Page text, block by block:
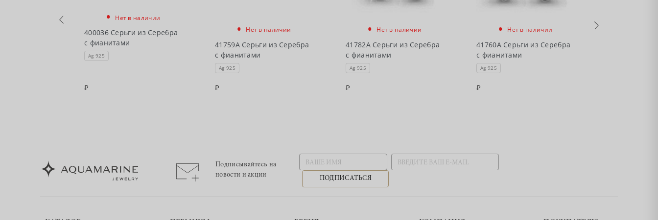
• Нет в наличии
400036 Серьги из Серебра
с фианитами
Ag 925
• Нет в наличии
41759А Серьги из Серебра
с фианитами
Ag 925
• Нет в наличии
41782А Серьги из Серебра
с фианитами
Ag 925
• Нет в наличии
41760А Серьги из Серебра
с фианитами
Ag 925
Подписывайтесь на
новости и акции
ПОДПИСАТЬСЯ